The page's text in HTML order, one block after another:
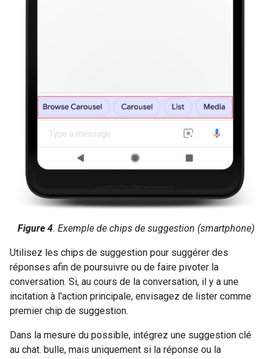
Figure 4. Exemple de chips de suggestion (smartphone)
Utilisez les chips de suggestion pour suggérer des
réponses afin de poursuivre ou de faire pivoter la
conversation. Si, au cours de la conversation, il y a une
incitation à l'action principale, envisagez de lister comme
premier chip de suggestion.
Dans la mesure du possible, intégrez une suggestion clé
au chat. bulle, mais uniquement si la réponse ou la